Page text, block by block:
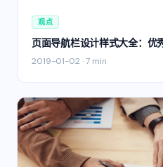
观点
页面导航栏设计样式大全：优
2019-01-02 ·7 min